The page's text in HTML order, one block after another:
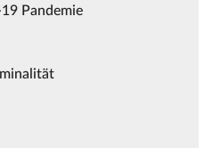
Pandemie